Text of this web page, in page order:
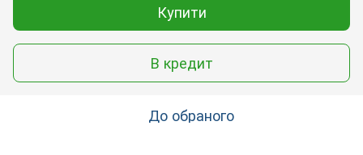
Купити
В кредит
До обраного